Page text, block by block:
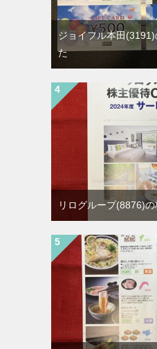
ジョイフル本田
た
リログループ(8876)